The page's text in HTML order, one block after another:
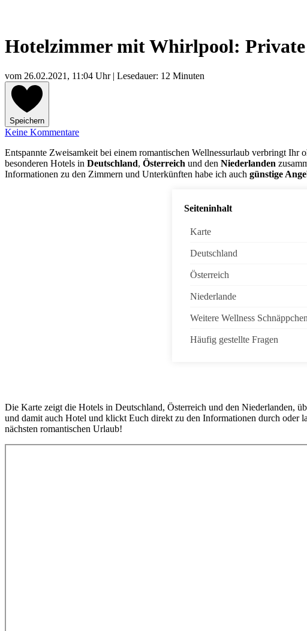
Hotelzimmer mit Whirlpool: Private
vom 26.02.2021, 11:04 Uhr| Lesedauer: 12 Minuten
Speichern
Keine Kommentare
Entspannte Zweisamkeit bei einem romantischen Wellnessurlaub verbringt Ihr
besonderen Hotels in Deutschland, Österreich und den Niederlanden
Informationen zu den Zimmern und Unterkünften habe ich auch günstige
Seiteninhalt
Karte
Deutschland
Österreich
Niederlande
Weitere Wellness Schnäppchen
Häufig gestellte Fragen
Die Karte zeigt die Hotels in Deutschland, Österreich und den Niederlanden,
und damit auch Hotel und klickt Euch direkt zu den Informationen durch oder
nächsten romantischen Urlaub!